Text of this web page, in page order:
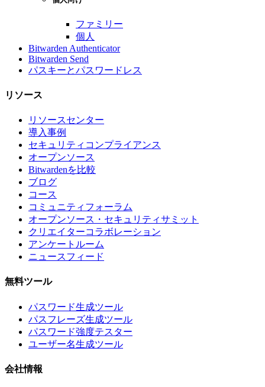
ファミリー
個人
Bitwarden Authenticator
Bitwarden Send
パスキーとパスワードレス
リソース
リソースセンター
導入事例
セキュリティコンプライアンス
オープンソース
Bitwardenを比較
ブログ
コース
コミュニティフォーラム
オープンソース・セキュリティサミット
クリエイターコラボレーション
アンケートルーム
ニュースフィード
無料ツール
パスワード生成ツール
パスフレーズ生成ツール
パスワード強度テスター
ユーザー名生成ツール
会社情報